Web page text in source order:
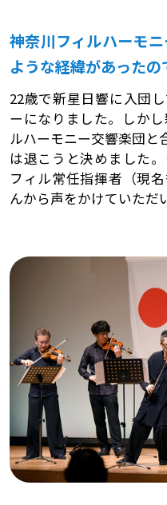
神奈川フィルハーモ
ような経緯があったの
22歳で新星日響に入団
ーになりました。しか
ルハーモニー交響楽団と
は退こうと決めました
フィル常任指揮者（現
んから声をかけていただ